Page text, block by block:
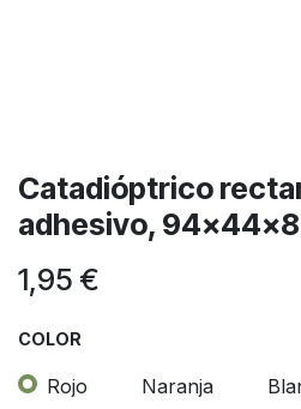
Catadióptrico
adhesivo,
1,95 €
COLOR
Rojo Naranja